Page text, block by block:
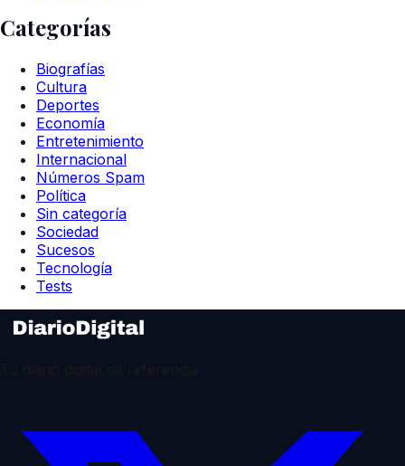
Categorías
Biografías
Cultura
Deportes
Economía
Entretenimiento
Internacional
Números Spam
Política
Sin categoría
Sociedad
Sucesos
Tecnología
Tests